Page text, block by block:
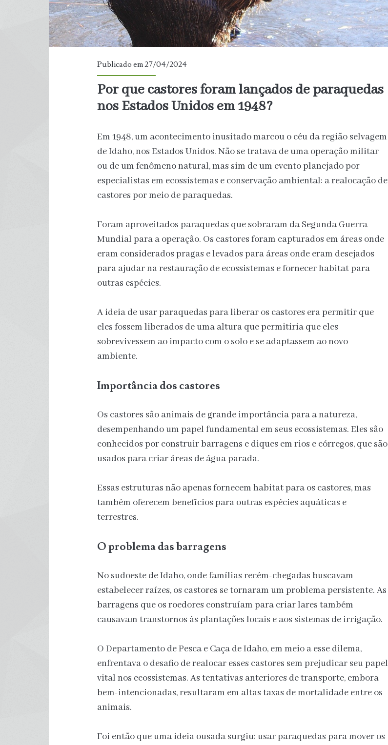
Publicado em 27/04/2024
Por que castores foram lançados de paraquedas
nos Estados Unidos em 1948?
Em 1948, um acontecimento inusitado marcou o céu da região selvagem
de Idaho, nos Estados Unidos. Não se tratava de uma operação militar
ou de um fenômeno natural, mas sim de um evento planejado por
especialistas em ecossistemas e conservação ambiental: a realocação de
castores por meio de paraquedas.
Foram aproveitados paraquedas que sobraram da Segunda Guerra
Mundial para a operação. Os castores foram capturados em áreas onde
eram considerados pragas e levados para áreas onde eram desejados
para ajudar na restauração de ecossistemas e fornecer habitat para
outras espécies.
A ideia de usar paraquedas para liberar os castores era permitir que
eles fossem liberados de uma altura que permitiria que eles
sobrevivessem ao impacto com o solo e se adaptassem ao novo
ambiente.
Importância dos castores
Os castores são animais de grande importância para a natureza,
desempenhando um papel fundamental em seus ecossistemas. Eles são
conhecidos por construir barragens e diques em rios e córregos, que são
usados para criar áreas de água parada.
Essas estruturas não apenas fornecem habitat para os castores, mas
também oferecem benefícios para outras espécies aquáticas e
terrestres.
O problema das barragens
No sudoeste de Idaho, onde famílias recém-chegadas buscavam
estabelecer raízes, os castores se tornaram um problema persistente. As
barragens que os roedores construíam para criar lares também
causavam transtornos às plantações locais e aos sistemas de irrigação.
O Departamento de Pesca e Caça de Idaho, em meio a esse dilema,
enfrentava o desafio de realocar esses castores sem prejudicar seu papel
vital nos ecossistemas. As tentativas anteriores de transporte, embora
bem-intencionadas, resultaram em altas taxas de mortalidade entre os
animais.
Foi então que uma ideia ousada surgiu: usar paraquedas para mover os